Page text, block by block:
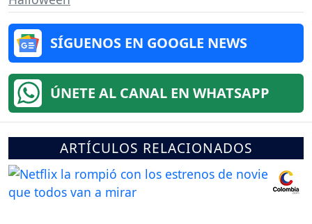
SÍGUENOS EN GOOGLE NEWS
ÚNETE AL CANAL EN WHATSAPP
ARTÍCULOS RELACIONADOS